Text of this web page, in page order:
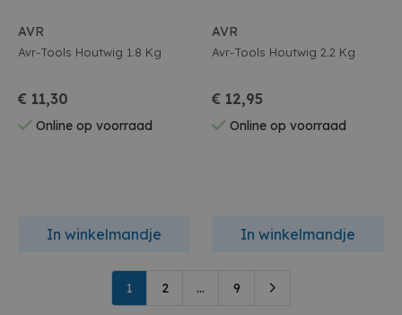
AVR
Avr-Tools Houtwig 1.8 Kg
€ 11,30
Online op voorraad
In winkelmandje
AVR
Avr-Tools Houtwig 2.2 Kg
€ 12,95
Online op voorraad
In winkelmandje
1 2 ... 9